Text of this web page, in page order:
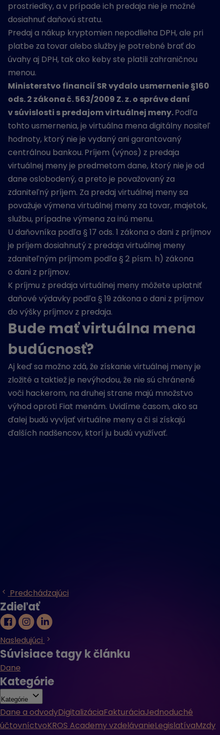
prostriedky, a v prípade ich predaja nie je možné
dosiahnuť daňovú stratu.
Predaj a nákup kryptomien nepodlieha DPH, ale pri
platbe za tovar alebo služby je potrebné brať do
úvahy aj DPH, tak ako keby ste platili zahraničnou
menou.
Ministerstvo financií SR vydalo usmernenie §160
ods. 2 zákona č. 563/2009 Z. z. o správe daní
v súvislosti s predajom virtuálnej meny.Podľa
tohto usmernenia, je virtuálna mena digitálny nositeľ
hodnoty, ktorý nie je vydaný ani garantovaný
centrálnou bankou. Príjem (výnos) z predaja
virtuálnej meny je predmetom dane, ktorý nie je od
dane oslobodený, a preto je považovaný za
zdaniteľný príjem. Za predaj virtuálnej meny sa
považuje výmena virtuálnej meny za tovar, majetok,
službu, prípadne výmena za inú menu.
U daňovníka podľa § 17 ods. 1 zákona o dani z príjmov
je príjem dosiahnutý z predaja virtuálnej meny
zdaniteľným príjmom podľa § 2 písm. h) zákona
o dani z príjmov.
K príjmu z predaja virtuálnej meny môžete uplatniť
daňové výdavky podľa § 19 zákona o dani z príjmov
do výšky príjmov z predaja.
Bude mať virtuálna mena
budúcnosť?
Aj keď sa možno zdá, že získanie virtuálnej meny je
zložité a taktiež je nevýhodou, že nie sú chránené
voči hackerom, na druhej strane majú množstvo
výhod oproti Fiat menám. Uvidíme časom, ako sa
ďalej budú vyvíjať virtuálne meny a či si získajú
ďalších nadšencov, ktorí ju budú využívať.
Predchádzajúci
Zdieľať
Nasledujúci
Súvisiace tagy k článku
Dane
Kategórie
Kategórie
Dane a odvodyDigitalizáciaFakturáciaJednoduché
účtovníctvoKROS Academy vzdelávanieLegislatívaMzdy